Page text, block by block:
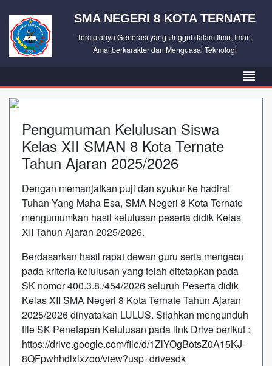
SMA NEGERI 8 KOTA TERNATE
Terciptanya Generasi yang Unggul dalam Ilmu, Iman,
Amal,berkarakter dan Menguasai Teknologi
Pengumuman Kelulusan Siswa
Kelas XII SMAN 8 Kota Ternate
Tahun Ajaran 2025/2026
Dengan memanjatkan puji dan syukur ke hadirat
Tuhan Yang Maha Esa, SMA Negeri 8 Kota Ternate
mengumumkan hasil kelulusan peserta didik Kelas
XII Tahun Ajaran 2025/2026.
Berdasarkan hasil rapat dewan guru serta mengacu
pada kriteria kelulusan yang telah ditetapkan pada
SK nomor 400.3.8./454/2026 seluruh Peserta didik
Kelas XII SMA Negeri 8 Kota Ternate Tahun Ajaran
2025/2026 dinyatakan LULUS. Silahkan mengunduh
file SK Penetapan Kelulusan pada link Drive berikut :
https://drive.google.com/file/d/1ZlYOgBotsZ0A15KJ-
8QFpwhhdlxlxzoo/view?usp=drivesdk